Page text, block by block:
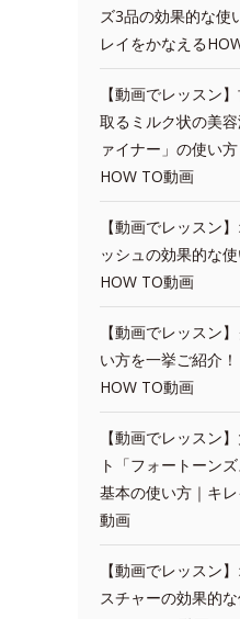
ズ3品の効果的な使
レイをかなえる
【動画でレッスン
取るミルク状の美
ァイナー」の使い
HOW TO動画
【動画でレッスン
ッシュの効果的な
HOW TO動画
【動画でレッスン
い方を一挙ご紹介
HOW TO動画
【動画でレッスン
ト「フォートーン
基本の使い方｜キ
動画
【動画でレッスン
スチャーの効果的